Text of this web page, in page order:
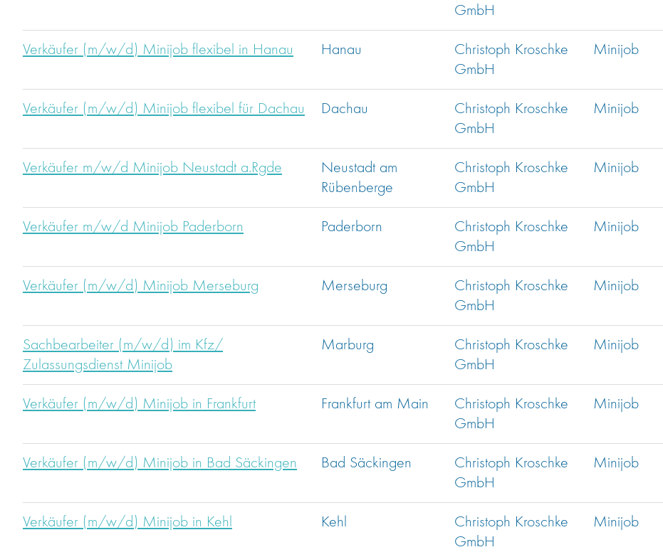
GmbH
Verkäufer (m/w/d) Minijob flexibel in Hanau Hanau
Christoph Kroschke
GmbH
Minijob
Verkäufer (m/w/d) Minijob flexibel für Dachau Dachau
Christoph Kroschke
GmbH
Minijob
Verkäufer m/w/d Minijob Neustadt a.Rgde
Neustadt am
Rübenberge
Christoph Kroschke
GmbH
Minijob
Verkäufer m/w/d Minijob Paderborn Paderborn
Christoph Kroschke
GmbH
Minijob
Verkäufer (m/w/d) Minijob Merseburg Merseburg
Christoph Kroschke
GmbH
Minijob
Sachbearbeiter (m/w/d) im Kfz/
Zulassungsdienst Minijob
Marburg
Christoph Kroschke
GmbH
Minijob
Verkäufer (m/w/d) Minijob in Frankfurt Frankfurt am Main
Christoph Kroschke
GmbH
Minijob
Verkäufer (m/w/d) Minijob in Bad Säckingen Bad Säckingen
Christoph Kroschke
GmbH
Minijob
Verkäufer (m/w/d) Minijob in Kehl Kehl
Christoph Kroschke
GmbH
Minijob